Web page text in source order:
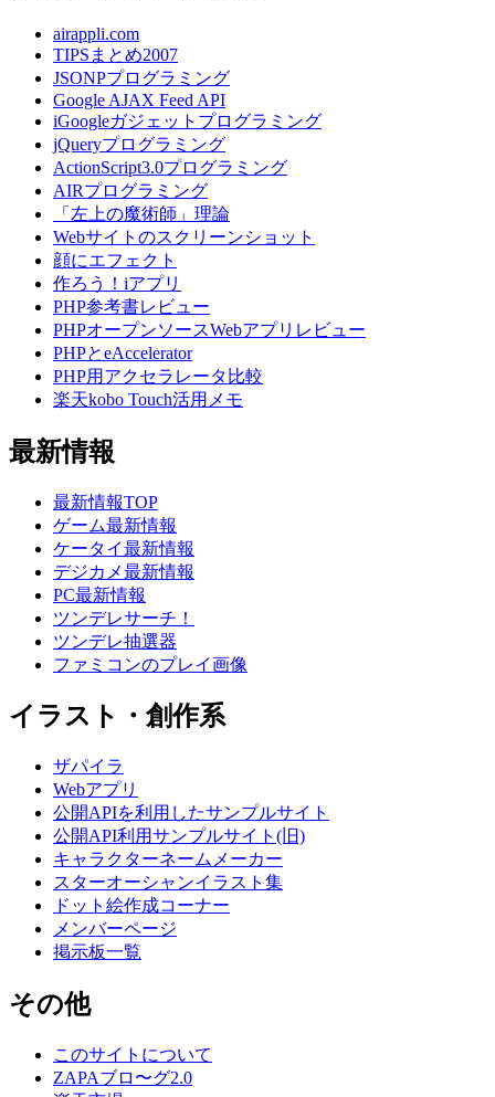
airappli.com
TIPSまとめ2007
JSONPプログラミング
Google AJAX Feed API
iGoogleガジェットプログラミング
jQueryプログラミング
ActionScript3.0プログラミング
AIRプログラミング
「左上の魔術師」理論
Webサイトのスクリーンショット
顔にエフェクト
作ろう！iアプリ
PHP参考書レビュー
PHPオープンソースWebアプリレビュー
PHPとeAccelerator
PHP用アクセラレータ比較
楽天kobo Touch活用メモ
最新情報
最新情報TOP
ゲーム最新情報
ケータイ最新情報
デジカメ最新情報
PC最新情報
ツンデレサーチ！
ツンデレ抽選器
ファミコンのプレイ画像
イラスト・創作系
ザパイラ
Webアプリ
公開APIを利用したサンプルサイト
公開API利用サンプルサイト(旧)
キャラクターネームメーカー
スターオーシャンイラスト集
ドット絵作成コーナー
メンバーページ
掲示板一覧
その他
このサイトについて
ZAPAブロ〜グ2.0